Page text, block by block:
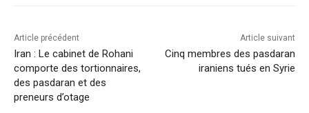
Article précédent
Iran : Le cabinet de Rohani
comporte des tortionnaires,
des pasdaran et des
preneurs d’otage
Article suivant
Cinq membres des pasdaran
iraniens tués en Syrie